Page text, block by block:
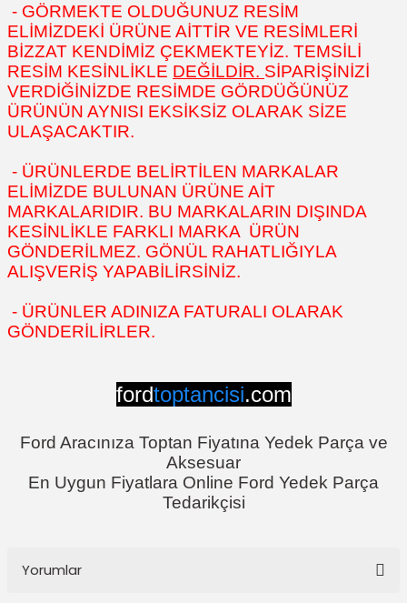
- GÖRMEKTE OLDUĞUNUZ RESİM
ELİMİZDEKİ ÜRÜNE AİTTİR VE RESİMLERİ
BİZZAT KENDİMİZ ÇEKMEKTEYİZ. TEMSİLİ
RESİM KESİNLİKLE DEĞİLDİR. SİPARİŞİNİZİ
VERDİĞİNİZDE RESİMDE GÖRDÜĞÜNÜZ
ÜRÜNÜN AYNISI EKSİKSİZ OLARAK SİZE
ULAŞACAKTIR.
- ÜRÜNLERDE BELİRTİLEN MARKALAR
ELİMİZDE BULUNAN ÜRÜNE AİT
MARKALARIDIR. BU MARKALARIN DIŞINDA
KESİNLİKLE FARKLI MARKA ÜRÜN
GÖNDERİLMEZ. GÖNÜL RAHATLIĞIYLA
ALIŞVERİŞ YAPABİLİRSİNİZ.
- ÜRÜNLER ADINIZA FATURALI OLARAK
GÖNDERİLİRLER.
fordtoptancisi.com
Ford Aracınıza Toptan Fiyatına Yedek Parça ve
Aksesuar
En Uygun Fiyatlara Online Ford Yedek Parça
Tedarikçisi
Yorumlar